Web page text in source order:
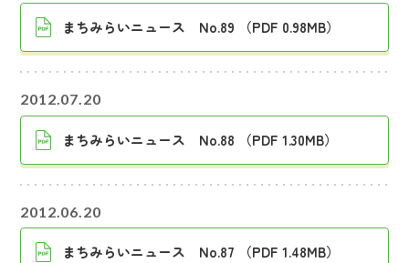
まちみらいニュース No.89 （PDF 0.98MB）
2012.07.20
まちみらいニュース No.88 （PDF 1.30MB）
2012.06.20
まちみらいニュース No.87 （PDF 1.48MB）